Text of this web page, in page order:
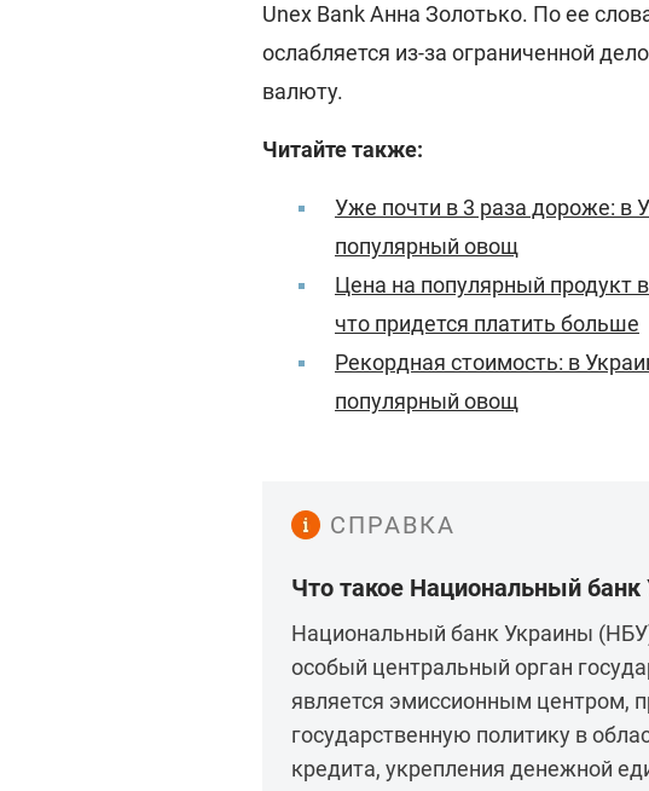
Unex Bank Анна Золотько. По ее
ослабляется из-за ограниченной
валюту.
Читайте также:
Уже почти в 3 раза дороже: в
популярный овощ
Цена на популярный продукт
что придется платить больше
Рекордная стоимость: в
популярный овощ
СПРАВКА
Что такое Национальный
Национальный банк Украины
особый центральный орган
является эмиссионным центром,
государственную политику в
кредита, укрепления денежной